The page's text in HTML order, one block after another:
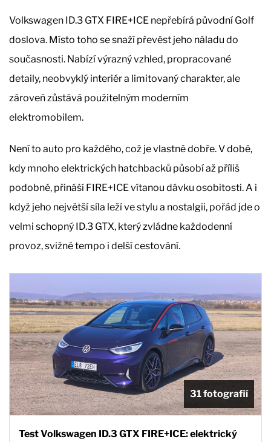
Volkswagen ID.3 GTX FIRE+ICE nepřebírá původní Golf
doslova. Místo toho se snaží převést jeho náladu do
současnosti. Nabízí výrazný vzhled, propracované
detaily, neobvyklý interiér a limitovaný charakter, ale
zároveň zůstává použitelným moderním
elektromobilem.
Není to auto pro každého, což je vlastně dobře. V době,
kdy mnoho elektrických hatchbacků působí až příliš
podobně, přináší FIRE+ICE vítanou dávku osobitosti. A i
když jeho největší síla leží ve stylu a nostalgii, pořád jde o
velmi schopný ID.3 GTX, který zvládne každodenní
provoz, svižné tempo i delší cestování.
31 fotografií
Test Volkswagen ID.3 GTX FIRE+ICE: elektrický